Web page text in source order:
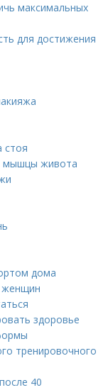
максимальных
для достижения
стоя
мышцы живота
дома
женщин
здоровье
тренировочного
40